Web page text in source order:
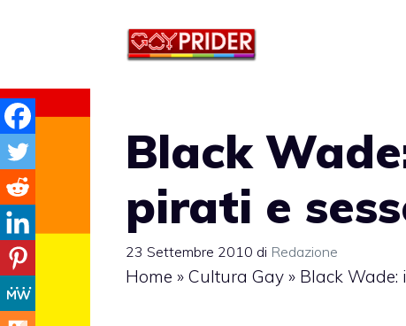
Black
pirati e
23 Settembre 2010 di Redazione
Home » Cultura Gay » Black Wade: